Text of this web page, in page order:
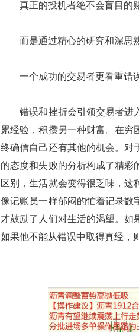
真正的投机者绝不会盲目的赌
而是通过精心的研究和深思熟
一个成功的交易者更看重错误
错误和挫折会引领交易者进入
累经验，积攒另一种财富。在
终确信自己还有其他的机会。对
的态度和失败的分析构成了精
区别，生活就会变得很乏味，
像记账员一样郁闷的忙着记录数
才鼓励了人们对生活的渴望。如
如果他不能从错误中取得真经，